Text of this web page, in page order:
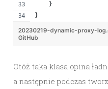
    }
}
20230219-dynamic-proxy-
GitHub
Otóż taka klasa opina
a następnie podczas